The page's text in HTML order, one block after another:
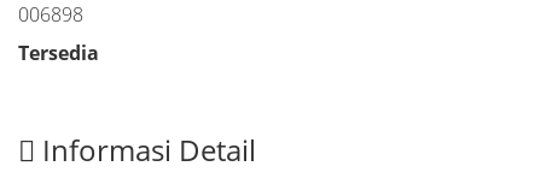
006898
Tersedia
Informasi Detail